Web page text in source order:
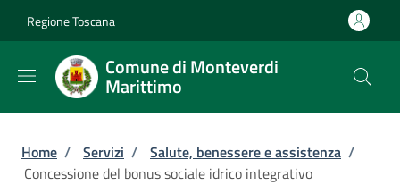
Regione Toscana
Comune di Monteverdi
Marittimo
Briciole di pane
Home / Servizi / Salute, benessere e assistenza /
Concessione del bonus sociale idrico integrativo